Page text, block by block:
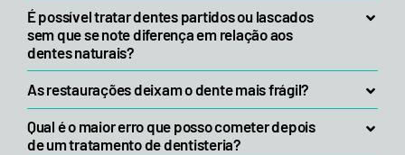
É possível tratar dentes partidos ou lascados
sem que se note diferença em relação aos
dentes naturais?
As restaurações deixam o dente mais frágil?
Qual é o maior erro que posso cometer depois
de um tratamento de dentisteria?